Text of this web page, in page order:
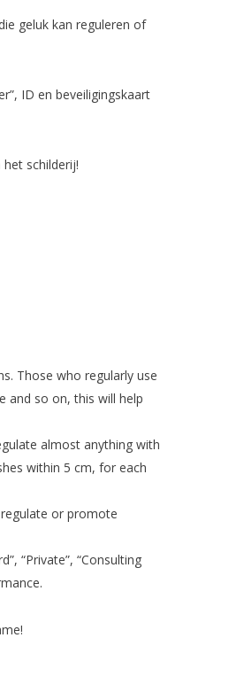
geluk kan reguleren of
ID en beveiligingskaart
schilderij!
Those who regularly use
and so on, this will help
almost anything with
within 5 cm, for each
or promote
“Private”, “Consulting